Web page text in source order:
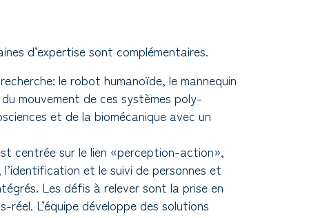
d’expertise sont complémentaires.
le robot humanoïde, le mannequin
mouvement de ces systèmes poly-
et de la biomécanique avec un
centrée sur le lien «perception-action»,
et le suivi de personnes et
Les défis à relever sont la prise en
L’équipe développe des solutions